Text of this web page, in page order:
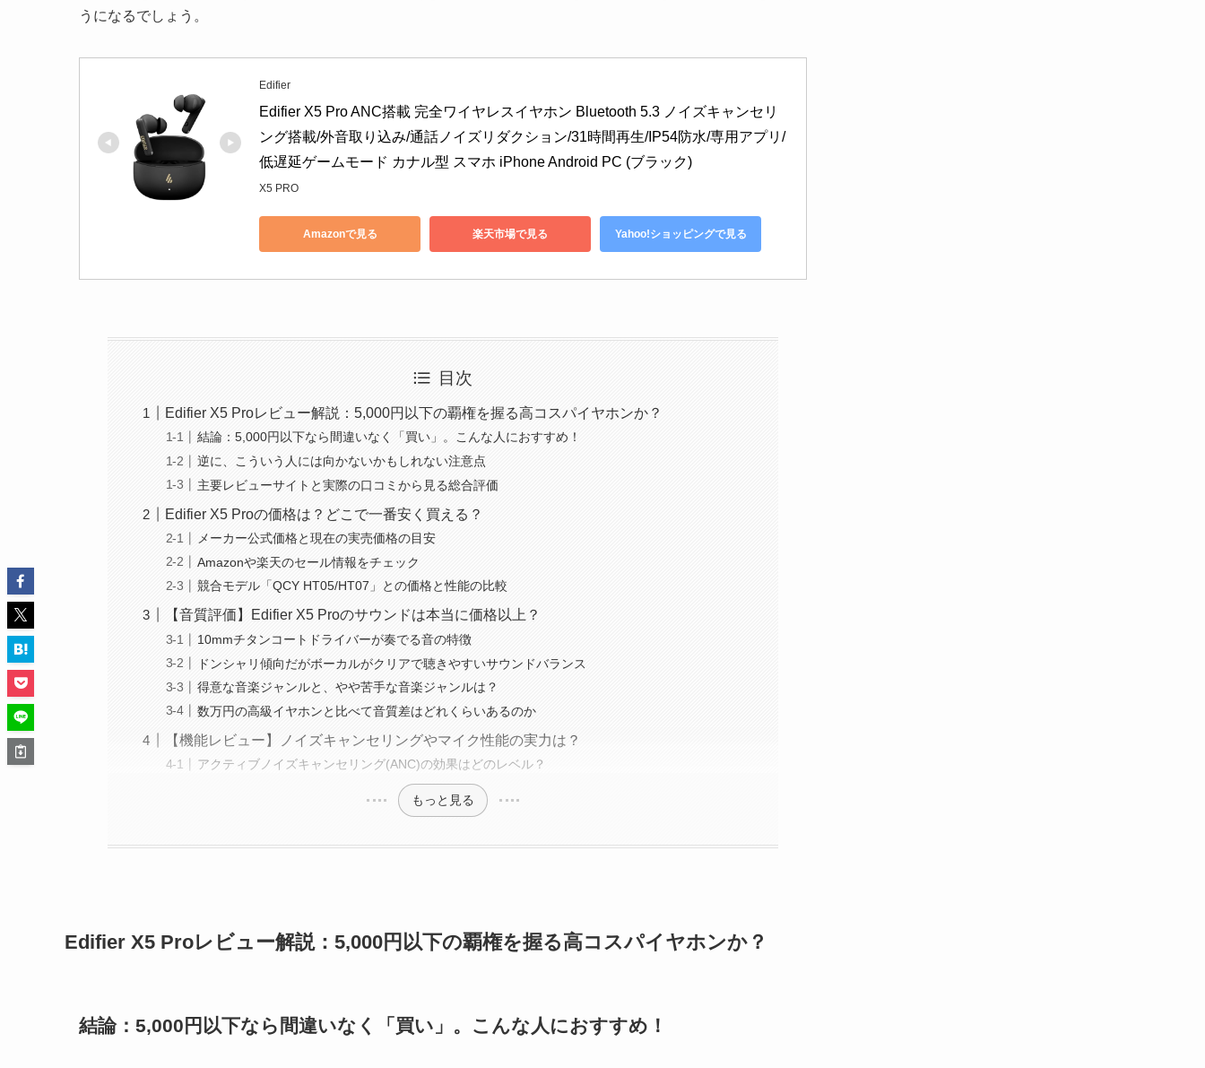
うになるでしょう。
Edifier
Edifier X5 Pro ANC搭載 完全ワイヤレスイヤホン Bluetooth 5.3 ノイズキャンセリ
ング搭載/外音取り込み/通話ノイズリダクション/31時間再生/IP54防水/専用アプリ/
低遅延ゲームモード カナル型 スマホ iPhone Android PC (ブラック)
X5 PRO
Amazonで見る 楽天市場で見る Yahoo!ショッピングで見る
目次
Edifier X5 Proレビュー解説：5,000円以下の覇権を握る高コスパイヤホンか？
結論：5,000円以下なら間違いなく「買い」。こんな人におすすめ！
逆に、こういう人には向かないかもしれない注意点
主要レビューサイトと実際の口コミから見る総合評価
Edifier X5 Proの価格は？どこで一番安く買える？
メーカー公式価格と現在の実売価格の目安
Amazonや楽天のセール情報をチェック
競合モデル「QCY HT05/HT07」との価格と性能の比較
【音質評価】Edifier X5 Proのサウンドは本当に価格以上？
10mmチタンコートドライバーが奏でる音の特徴
ドンシャリ傾向だがボーカルがクリアで聴きやすいサウンドバランス
得意な音楽ジャンルと、やや苦手な音楽ジャンルは？
数万円の高級イヤホンと比べて音質差はどれくらいあるのか
【機能レビュー】ノイズキャンセリングやマイク性能の実力は？
アクティブノイズキャンセリング(ANC)の効果はどのレベル？
もっと見る
Edifier X5 Proレビュー解説：5,000円以下の覇権を握る高コスパイヤホンか？
結論：5,000円以下なら間違いなく「買い」。こんな人におすすめ！